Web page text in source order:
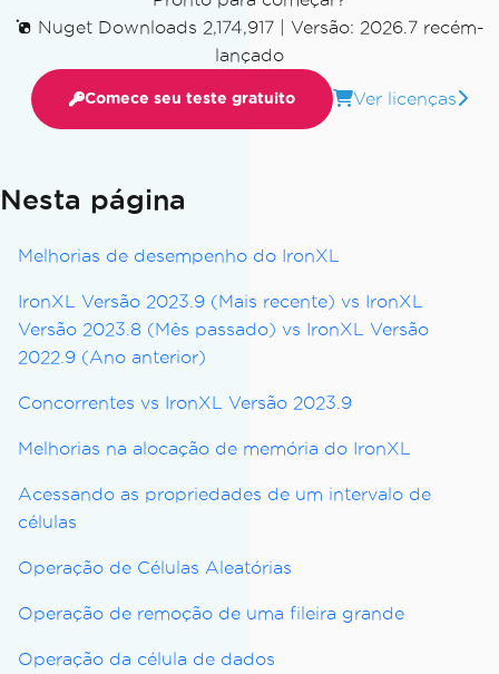
Nuget Downloads 2,174,917
Versão: 2026.7 recém-
lançado
Comece seu teste gratuito Ver licenças
Nesta página
Melhorias de desempenho do IronXL
IronXL Versão 2023.9 ​​(Mais recente) vs IronXL
Versão 2023.8 (Mês passado) vs IronXL Versão
2022.9 (Ano anterior)
Concorrentes vs IronXL Versão 2023.9
Melhorias na alocação de memória do IronXL
Acessando as propriedades de um intervalo de
células
Operação de Células Aleatórias
Operação de remoção de uma fileira grande
Operação da célula de dados